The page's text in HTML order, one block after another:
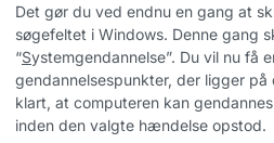
Det gør du ved endnu en gang at
søgefeltet i Windows. Denne gang
“Systemgendannelse”. Du vil nu få
gendannelsespunkter, der ligger
klart, at computeren kan
inden den valgte hændelse opstod.